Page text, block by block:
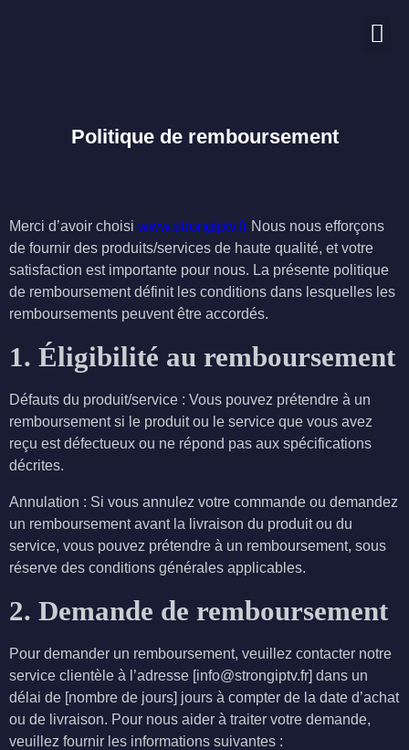
Politique de remboursement
Merci d’avoir choisi www.strongiptv.fr Nous nous efforçons
de fournir des produits/services de haute qualité, et votre
satisfaction est importante pour nous. La présente politique
de remboursement définit les conditions dans lesquelles les
remboursements peuvent être accordés.
1. Éligibilité au remboursement
Défauts du produit/service : Vous pouvez prétendre à un
remboursement si le produit ou le service que vous avez
reçu est défectueux ou ne répond pas aux spécifications
décrites.
Annulation : Si vous annulez votre commande ou demandez
un remboursement avant la livraison du produit ou du
service, vous pouvez prétendre à un remboursement, sous
réserve des conditions générales applicables.
2. Demande de remboursement
Pour demander un remboursement, veuillez contacter notre
service clientèle à l’adresse [info@strongiptv.fr] dans un
délai de [nombre de jours] jours à compter de la date d’achat
ou de livraison. Pour nous aider à traiter votre demande,
veuillez fournir les informations suivantes :